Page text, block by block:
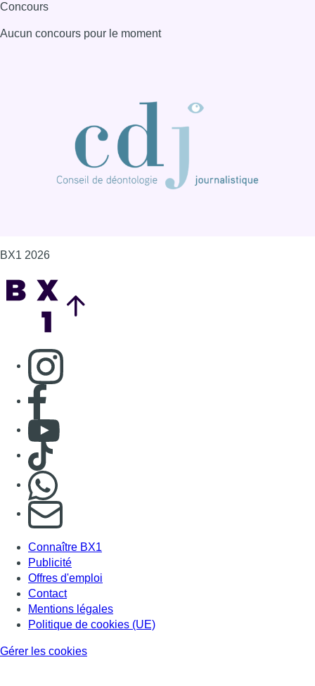
Concours
Aucun concours pour le moment
BX1 2026
Consulter page Instagram
Consulter page Facebook
Consulter Youtube
Consulter TikTok
S'abonner à notre newsletter
Connaître BX1
Publicité
Offres d'emploi
Contact
Mentions légales
Politique de cookies (UE)
Gérer les cookies